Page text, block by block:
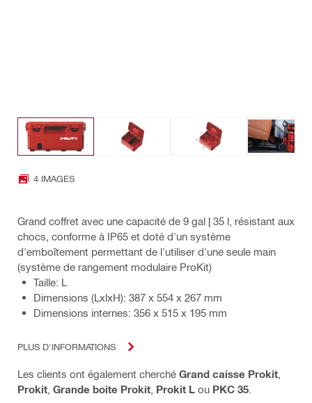
4 IMAGES
Grand coffret avec une capacité de 9 gal | 35 l, résistant aux
chocs, conforme à IP65 et doté d'un système
d'emboîtement permettant de l'utiliser d'une seule main
(système de rangement modulaire ProKit)
Taille: L
Dimensions (LxlxH): 387 x 554 x 267 mm
Dimensions internes: 356 x 515 x 195 mm
PLUS D'INFORMATIONS
Les clients ont également cherché Grand caisse Prokit
Prokit Grande boite Prokit Prokit L ou PKC 35